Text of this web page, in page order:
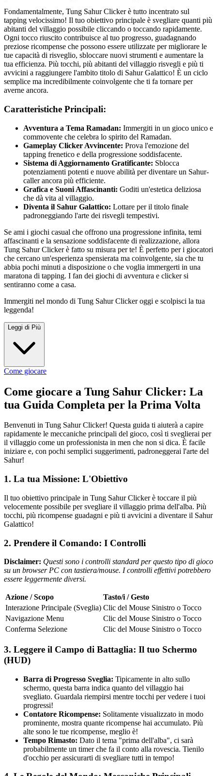
Fondamentalmente, Tung Sahur Clicker è tutto incentrato sul
tapping velocissimo! Il tuo obiettivo principale è svegliare quanti più
abitanti del villaggio possibile cliccando o toccando rapidamente.
Ogni tocco riuscito contribuisce al tuo progresso, guadagnando
preziose ricompense che possono essere utilizzate per migliorare le
tue capacità di risveglio, sbloccare nuovi strumenti e aumentare la
tua efficienza. Più tocchi, più abitanti del villaggio risvegli e più ti
avvicini a raggiungere l'ambito titolo di Sahur Galattico! È un ciclo
semplice ma incredibilmente coinvolgente che ti fa tornare per
averne ancora.
Caratteristiche Principali:
Avventura a Tema Ramadan: Immergiti in un gioco unico e
commovente che celebra lo spirito del Ramadan.
Gameplay Clicker Avvincente: Prova l'emozione del
tapping frenetico e della progressione soddisfacente.
Sistema di Aggiornamento Gratificante: Sblocca
potenziamenti potenti e nuove abilità per diventare un Sahur-
caller ancora più efficiente.
Grafica e Suoni Affascinanti: Goditi un'estetica deliziosa
che dà vita al villaggio.
Diventa il Sahur Galattico: Lottare per il titolo finale
padroneggiando l'arte dei risvegli tempestivi.
Se ami i giochi casual che offrono una progressione infinita, temi
affascinanti e la sensazione soddisfacente di realizzazione, allora
Tung Sahur Clicker è fatto su misura per te! È perfetto per i giocatori
che cercano un'esperienza spensierata ma coinvolgente, sia che tu
abbia pochi minuti a disposizione o che voglia immergerti in una
maratona di tapping. I fan dei giochi di avventura e clicker si
sentiranno come a casa.
Immergiti nel mondo di Tung Sahur Clicker oggi e scolpisci la tua
leggenda!
Leggi di Più
Come giocare
Come giocare a Tung Sahur Clicker: La
tua Guida Completa per la Prima Volta
Benvenuti in Tung Sahur Clicker! Questa guida ti aiuterà a capire
rapidamente le meccaniche principali del gioco, così ti sveglierai per
il villaggio come un professionista in men che non si dica. È facile
iniziare e, con pochi semplici suggerimenti, padroneggerai l'arte del
Sahur!
1. La tua Missione: L'Obiettivo
Il tuo obiettivo principale in Tung Sahur Clicker è toccare il più
velocemente possibile per svegliare il villaggio prima dell'alba. Più
tocchi, più ricompense guadagni e più ti avvicini a diventare il Sahur
Galattico!
2. Prendere il Comando: I Controlli
Disclaimer: Questi sono i controlli standard per questo tipo di gioco
su un browser PC con tastiera/mouse. I controlli effettivi potrebbero
essere leggermente diversi.
Azione / Scopo
Tasto/i / Gesto
Interazione Principale (Sveglia) Clic del Mouse Sinistro o Tocco
Navigazione Menu
Clic del Mouse Sinistro o Tocco
Conferma Selezione
Clic del Mouse Sinistro o Tocco
3. Leggere il Campo di Battaglia: Il tuo Schermo
(HUD)
Barra di Progresso Sveglia: Tipicamente in alto sullo
schermo, questa barra indica quanto del villaggio hai
svegliato. Guardala riempirsi mentre tocchi per vedere i tuoi
progressi!
Contatore Ricompense: Solitamente visualizzato in modo
prominente, mostra quante ricompense hai accumulato. Più
alte sono le tue ricompense, meglio è!
Tempo Rimasto: Dato il tema "prima dell'alba", ci sarà
probabilmente un timer che fa il conto alla rovescia. Tienilo
d'occhio per assicurarti di svegliare tutti in tempo!